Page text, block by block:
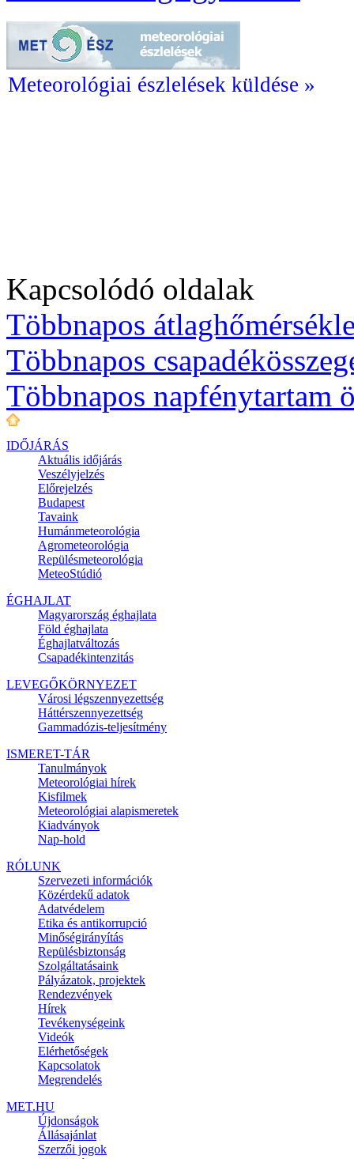
Meteorológiai észlelések küldése »
Kapcsolódó oldalak
Többnapos
Többnapos
Többnapos napfénytartam
IDŐJÁRÁS
Aktuális időjárás
Veszélyjelzés
Előrejelzés
Budapest
Tavaink
Humánmeteorológia
Agrometeorológia
Repülésmeteorológia
MeteoStúdió
ÉGHAJLAT
Magyarország éghajlata
Föld éghajlata
Éghajlatváltozás
Csapadékintenzitás
LEVEGŐKÖRNYEZET
Városi légszennyezettség
Háttérszennyezettség
Gammadózis-teljesítmény
ISMERET-TÁR
Tanulmányok
Meteorológiai hírek
Kisfilmek
Meteorológiai alapismeretek
Kiadványok
Nap-hold
RÓLUNK
Szervezeti információk
Közérdekű adatok
Adatvédelem
Etika és antikorrupció
Minőségirányítás
Repülésbiztonság
Szolgáltatásaink
Pályázatok, projektek
Rendezvények
Hírek
Tevékenységeink
Videók
Elérhetőségek
Kapcsolatok
Megrendelés
MET.HU
Újdonságok
Állásajánlat
Szerzői jogok